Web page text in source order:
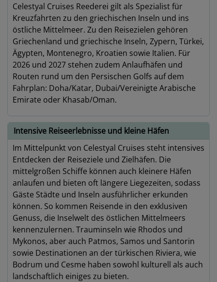
Celestyal Cruises Reederei gilt als Spezialist für
Kreuzfahrten zu den griechischen Inseln und ins
östliche Mittelmeer. Zu den Reisezielen gehören
Griechenland und griechische Inseln, Zypern, Türkei,
Ägypten, Montenegro, Kroatien sowie Italien. Für
2026 und 2027 stehen zudem Anlaufhäfen und
Routen rund um den Persischen Golfs auf dem
Fahrplan: Doha/Katar, Dubai/Vereinigte Arabische
Emirate oder Khasab/Oman.
Intensive Reiseerlebnisse und kleine Häfen
Im Mittelpunkt von Celestyal Cruises steht intensives
Entdecken der Reiseziele und Zielhäfen. Die
mittelgroßen Schiffe können auch kleinere Häfen
anlaufen und bieten oft längere Liegezeiten, sodass
Gäste Städte und Inseln ausführlicher erkunden
können. So kommen Reisende in den exklusiven
Genuss, die Inselwelt des östlichen Mittelmeers
kennenzulernen. Trauminseln wie Rhodos und
Mykonos, aber auch Patmos, Samos und Santorin
sowie Destinationen an der türkischen Riviera, wie
Bodrum und Cesme haben sowohl kulturell als auch
landschaftlich einiges zu bieten.